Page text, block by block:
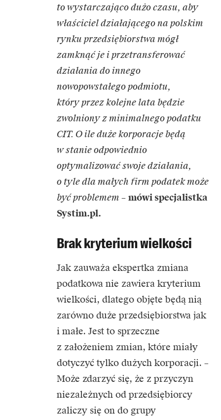
to wystarczająco dużo czasu, aby
właściciel działającego na polskim
rynku przedsiębiorstwa mógł
zamknąć je i przetransferować
działania do innego
nowopowstałego podmiotu,
który przez kolejne lata będzie
zwolniony z minimalnego podatku
CIT. O ile duże korporacje będą
w stanie odpowiednio
optymalizować swoje działania,
o tyle dla małych firm podatek może
być problemem – mówi specjalistka
Systim.pl.
Brak kryterium wielkości
Jak zauważa ekspertka zmiana
podatkowa nie zawiera kryterium
wielkości, dlatego objęte będą nią
zarówno duże przedsiębiorstwa jak
i małe. Jest to sprzeczne
z założeniem zmian, które miały
dotyczyć tylko dużych korporacji. –
Może zdarzyć się, że z przyczyn
niezależnych od przedsiębiorcy
zaliczy się on do grupy